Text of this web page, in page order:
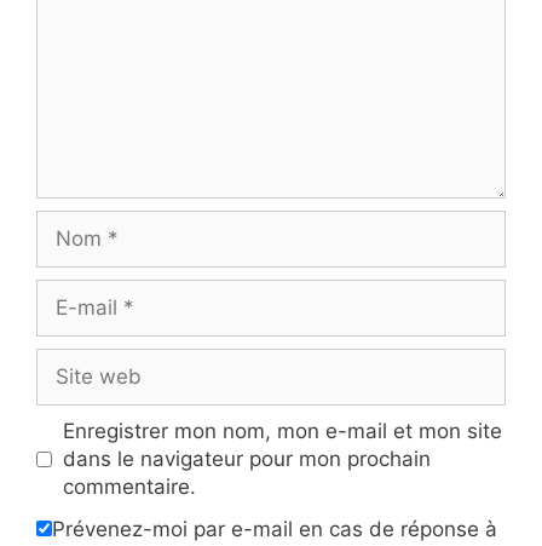
mail
web
Enregistrer mon nom, mon e-mail et mon site
dans le navigateur pour mon prochain
commentaire.
Prévenez-moi par e-mail en cas de réponse à